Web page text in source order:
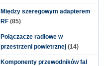
Między szeregowym adapterem
RF (85)
Połączacze radiowe w
przestrzeni powietrznej (14)
Komponenty przewodników fal